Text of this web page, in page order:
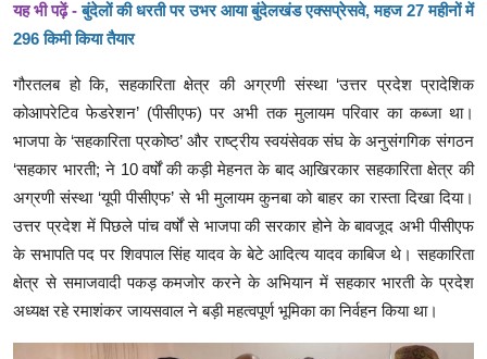
यह भी पढ़ें -बुंदेलों की धरती पर उभर आया बुंदेलखंड एक्सप्रेसवे, महज 27 महीनों में
296 किमी किया तैयार
गौरतलब हो कि, सहकारिता क्षेत्र की अग्रणी संस्था ‘उत्तर प्रदेश प्रादेशिक
कोआपरेटिव फेडरेशन’ (पीसीएफ) पर अभी तक मुलायम परिवार का कब्जा था।
भाजपा के ‘सहकारिता प्रकोष्ठ’ और राष्ट्रीय स्वयंसेवक संघ के अनुसंगगिक संगठन
‘सहकार भारती; ने 10 वर्षों की कड़ी मेहनत के बाद आखि़रकार सहकारिता क्षेत्र की
अग्रणी संस्था ‘यूपी पीसीएफ’ से भी मुलायम कुनबा को बाहर का रास्ता दिखा दिया।
उत्तर प्रदेश में पिछले पांच वर्षों से भाजपा की सरकार होने के बावजूद अभी पीसीएफ
के सभापति पद पर शिवपाल सिंह यादव के बेटे आदित्य यादव काबिज थे। सहकारिता
क्षेत्र से समाजवादी पकड़ कमजोर करने के अभियान में सहकार भारती के प्रदेश
अध्यक्ष रहे रमाशंकर जायसवाल ने बड़ी महत्वपूर्ण भूमिका का निर्वहन किया था।